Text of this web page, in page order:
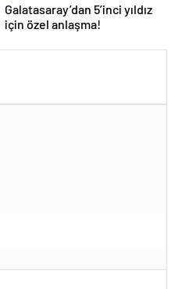
Galatasaray’dan 5’inci yıldız
için özel anlaşma!